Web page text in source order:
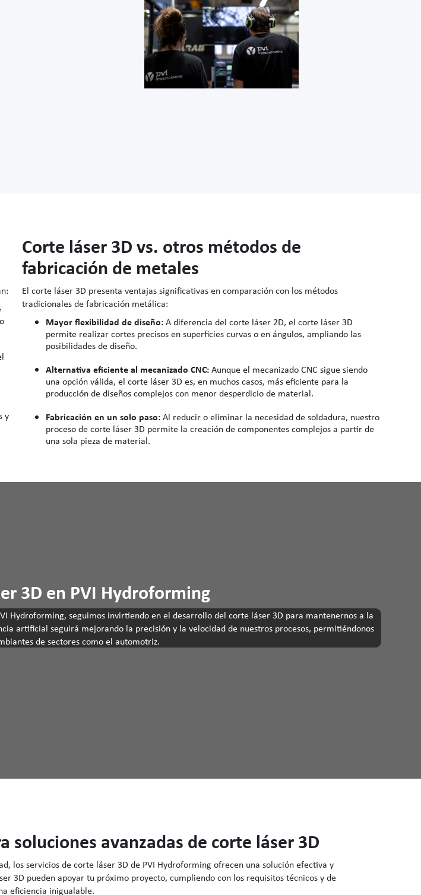
y
Corte láser 3D vs. otros métodos de
fabricación de metales
El corte láser 3D presenta ventajas significativas en comparación con los métodos
tradicionales de fabricación metálica:
Mayor flexibilidad de diseño:A diferencia del corte láser 2D, el corte láser 3D
permite realizar cortes precisos en superficies curvas o en ángulos, ampliando las
posibilidades de diseño.
Alternativa eficiente al mecanizado CNC:Aunque el mecanizado CNC sigue siendo
una opción válida, el corte láser 3D es, en muchos casos, más eficiente para la
producción de diseños complejos con menor desperdicio de material.
Fabricación en un solo paso:Al reducir o eliminar la necesidad de soldadura, nuestro
proceso de corte láser 3D permite la creación de componentes complejos a partir de
una sola pieza de material.
3D en PVI Hydroforming
Hydroforming, seguimos invirtiendo en el desarrollo del corte láser 3D para mantenernos a la
artificial seguirá mejorando la precisión y la velocidad de nuestros procesos, permitiéndonos
de sectores como el automotriz.
soluciones avanzadas de corte láser 3D
los servicios de corte láser 3D de PVI Hydroforming ofrecen una solución efectiva y
3D pueden apoyar tu próximo proyecto, cumpliendo con los requisitos técnicos y de
eficiencia inigualable.